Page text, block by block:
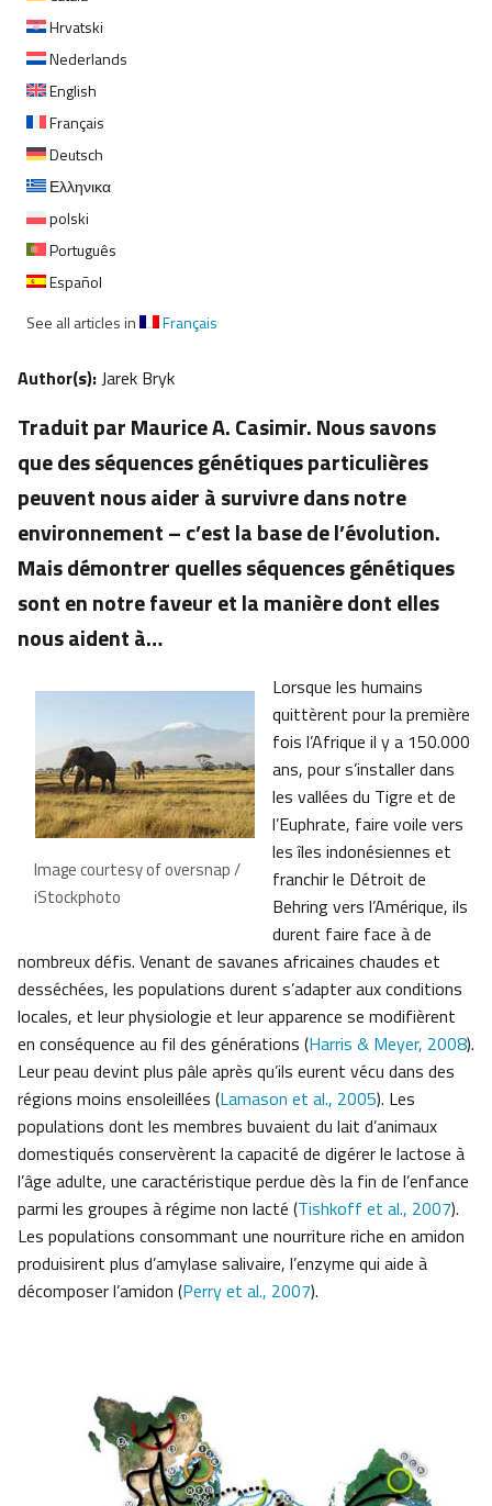
Hrvatski
Nederlands
English
Français
Deutsch
Ελληνικα
polski
Português
Español
See all articles in
Français
Author(s):Jarek Bryk
Traduit par Maurice A. Casimir. Nous savons
que des séquences génétiques particulières
peuvent nous aider à survivre dans notre
environnement – c’est la base de l’évolution.
Mais démontrer quelles séquences génétiques
sont en notre faveur et la manière dont elles
nous aident à…
Image courtesy of oversnap /
iStockphoto
Lorsque les humains
quittèrent pour la première
fois l’Afrique il y a 150.000
ans, pour s’installer dans
les vallées du Tigre et de
l’Euphrate, faire voile vers
les îles indonésiennes et
franchir le Détroit de
Behring vers l’Amérique, ils
durent faire face à de
nombreux défis. Venant de savanes africaines chaudes et
desséchées, les populations durent s’adapter aux conditions
locales, et leur physiologie et leur apparence se modifièrent
en conséquence au fil des générations (Harris & Meyer, 2008).
Leur peau devint plus pâle après qu’ils eurent vécu dans des
régions moins ensoleillées (Lamason et al., 2005). Les
populations dont les membres buvaient du lait d’animaux
domestiqués conservèrent la capacité de digérer le lactose à
l’âge adulte, une caractéristique perdue dès la fin de l’enfance
parmi les groupes à régime non lacté (Tishkoff et al., 2007).
Les populations consommant une nourriture riche en amidon
produisirent plus d’amylase salivaire, l’enzyme qui aide à
décomposer l’amidon (Perry et al., 2007).